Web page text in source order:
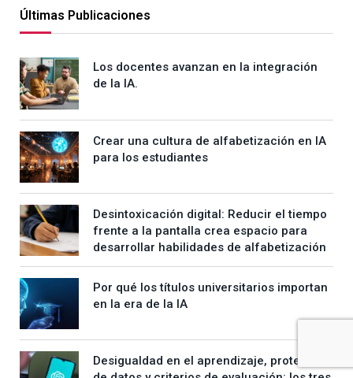
Últimas Publicaciones
Los docentes avanzan en la integración
de la IA.
Crear una cultura de alfabetización en IA
para los estudiantes
Desintoxicación digital: Reducir el tiempo
frente a la pantalla crea espacio para
desarrollar habilidades de alfabetización
Por qué los títulos universitarios importan
en la era de la IA
Desigualdad en el aprendizaje, protección